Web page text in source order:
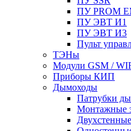
ПУ PROM
ПУ ЭВТ И1
ПУ ЭВТ И3
Пульт
ТЭНы
Модули GSM /
Приборы КИП
Дымоходы
Патрубки
Монтажные